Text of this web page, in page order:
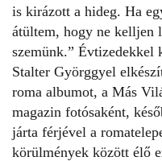
is kirázott a hideg. Ha
átültem, hogy ne kelljen
szemünk.” Évtizedekkel
Stalter Györggyel
roma albumot, a Más
magazin fotósaként,
járta férjével a
körülmények között élő